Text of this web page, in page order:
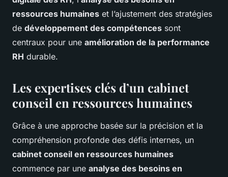
ressources humaines et l’ajustement des stratégies
de développement des compétences sont
centraux pour une amélioration de la performance
RH durable.
Les expertises clés d’un cabinet
conseil en ressources humaines
Grâce à une approche basée sur la précision et la
compréhension profonde des défis internes, un
cabinet conseil en ressources humaines
commence par une analyse des besoins en